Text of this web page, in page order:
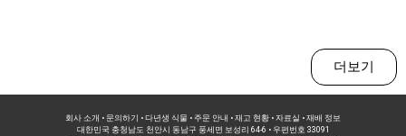
더보기
회사 소개 • 문의하기 • 다년생 식물 • 주문 안내 • 재고 현황 • 자료실 • 재배 정보
대한민국 충청남도 천안시 동남구 풍세면 보성리 64-6 • 우편번호 33091